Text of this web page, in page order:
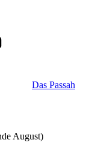
Das Passah
August)